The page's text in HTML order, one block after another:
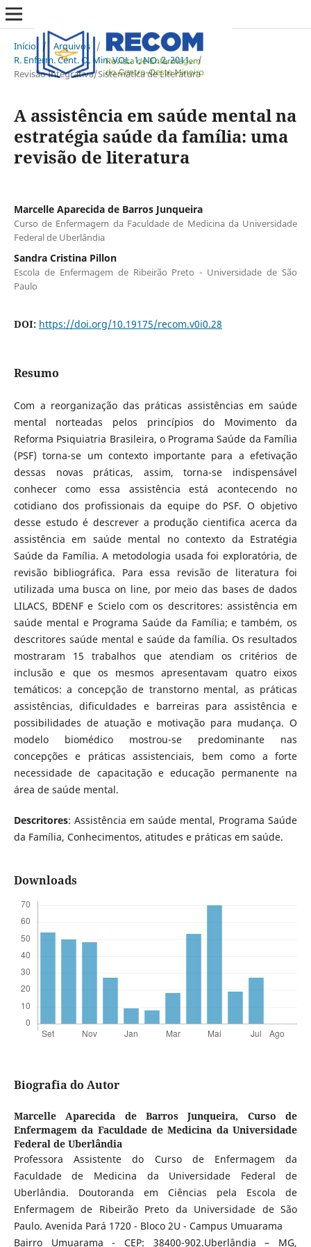
Início / Arquivos /
R. Enferm. Cent. O. Min. VOL. 1, NO. 2, 2011. /
Revisão Integrativa/Sistemática de Literatura
A assistência em saúde mental na
estratégia saúde da família: uma
revisão de literatura
Marcelle Aparecida de Barros Junqueira
Curso de Enfermagem da Faculdade de Medicina da Universidade
Federal de Uberlândia
Sandra Cristina Pillon
Escola de Enfermagem de Ribeirão Preto - Universidade de São
Paulo
DOI: https://doi.org/10.19175/recom.v0i0.28
Resumo
Com a reorganização das práticas assistências em saúde
mental norteadas pelos princípios do Movimento da
Reforma Psiquiatria Brasileira, o Programa Saúde da Família
(PSF) torna-se um contexto importante para a efetivação
dessas novas práticas, assim, torna-se indispensável
conhecer como essa assistência está acontecendo no
cotidiano dos profissionais da equipe do PSF. O objetivo
desse estudo é descrever a produção cientifica acerca da
assistência em saúde mental no contexto da Estratégia
Saúde da Família. A metodologia usada foi exploratória, de
revisão bibliográfica. Para essa revisão de literatura foi
utilizada uma busca on line, por meio das bases de dados
LILACS, BDENF e Scielo com os descritores: assistência em
saúde mental e Programa Saúde da Família; e também, os
descritores saúde mental e saúde da família. Os resultados
mostraram 15 trabalhos que atendiam os critérios de
inclusão e que os mesmos apresentavam quatro eixos
temáticos: a concepção de transtorno mental, as práticas
assistências, dificuldades e barreiras para assistência e
possibilidades de atuação e motivação para mudança. O
modelo biomédico mostrou-se predominante nas
concepções e práticas assistenciais, bem como a forte
necessidade de capacitação e educação permanente na
área de saúde mental.
Descritores: Assistência em saúde mental, Programa Saúde
da Família, Conhecimentos, atitudes e práticas em saúde.
Downloads
Biografia do Autor
Marcelle Aparecida de Barros Junqueira, Curso de
Enfermagem da Faculdade de Medicina da Universidade
Federal de Uberlândia
Professora Assistente do Curso de Enfermagem da
Faculdade de Medicina da Universidade Federal de
Uberlândia. Doutoranda em Ciências pela Escola de
Enfermagem de Ribeirão Preto da Universidade de São
Paulo. Avenida Pará 1720 - Bloco 2U - Campus Umuarama
Bairro Umuarama - CEP: 38400-902.Uberlândia – MG,